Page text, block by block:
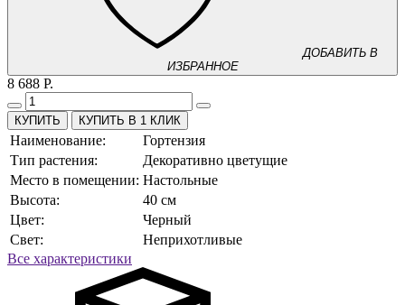
ДОБАВИТЬ В
ИЗБРАННОЕ
8 688 Р.
КУПИТЬ В 1 КЛИК
Наименование:
Гортензия
Тип растения:
Декоративно цветущие
Место в помещении: Настольные
Высота:
40 см
Цвет:
Черный
Свет:
Неприхотливые
Все характеристики